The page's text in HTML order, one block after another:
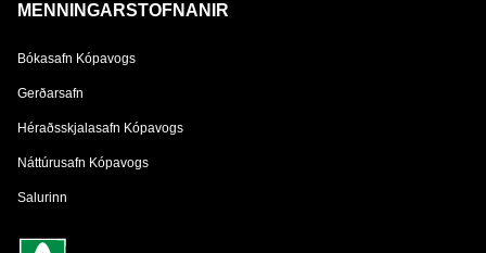
MENNINGARSTOFNANIR
Bókasafn Kópavogs
Gerðarsafn
Héraðsskjalasafn Kópavogs
Náttúrusafn Kópavogs
Salurinn